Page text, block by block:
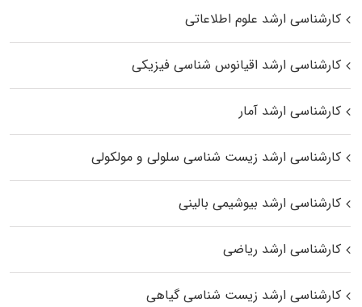
کارشناسی ارشد علوم اطلاعاتی
کارشناسی ارشد اقیانوس‌ شناسی فیزیکی
کارشناسی ارشد آمار
کارشناسی ارشد زیست شناسی سلولی و مولکولی
کارشناسی ارشد بیوشیمی بالینی
کارشناسی ارشد ریاضی
کارشناسی ارشد زیست‌ شناسی گیاهی